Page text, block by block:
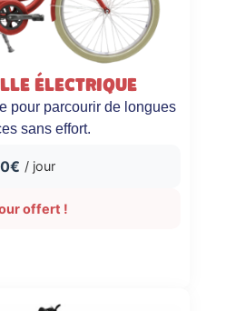
électrique
pour parcourir de longues
sans effort.
/ jour
offert !